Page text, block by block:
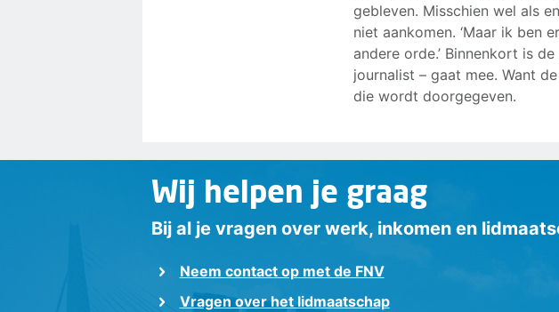
gebleven. Misschien wel als
niet aankomen. ‘Maar ik ben
andere orde.’ Binnenkort is
journalist – gaat mee. Want
die wordt doorgegeven.
Wij helpen je graag
Bij al je vragen over werk, inkomen en
Neem contact op met de FNV
Vragen over het lidmaatschap